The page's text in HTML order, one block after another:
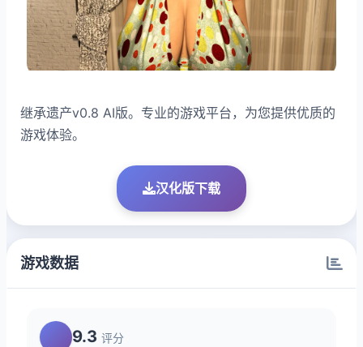
继承遗产v0.8 AI版。专业的游戏平台，为您提供优质的
游戏体验。
汉化版下载
游戏数据
9.3 评分